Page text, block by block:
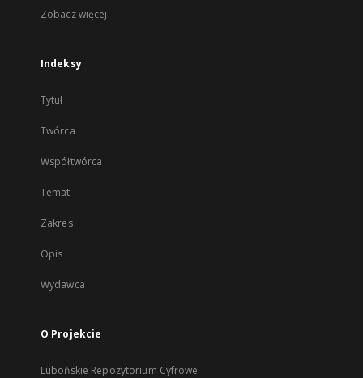
Zobacz więcej
Indeksy
Tytuł
Twórca
Współtwórca
Temat
Zakres
Opis
Wydawca
O Projekcie
Lubońskie Repozytorium Cyfrowe